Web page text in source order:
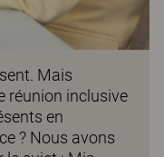
Mais
réunion inclusive
en
? Nous avons